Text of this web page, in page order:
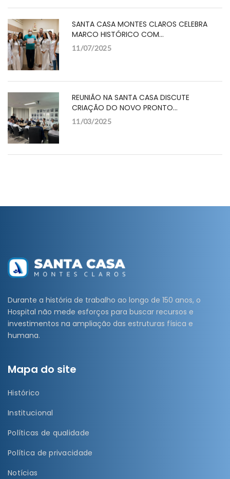
SANTA CASA MONTES CLAROS CELEBRA
MARCO HISTÓRICO COM…
11/07/2025
REUNIÃO NA SANTA CASA DISCUTE
CRIAÇÃO DO NOVO PRONTO…
11/03/2025
Durante a história de trabalho ao longo de 150 anos, o
Hospital não mede esforços para buscar recursos e
investimentos na ampliação das estruturas física e
humana.
Mapa do site
Histórico
Institucional
Políticas de qualidade
Política de privacidade
Notícias